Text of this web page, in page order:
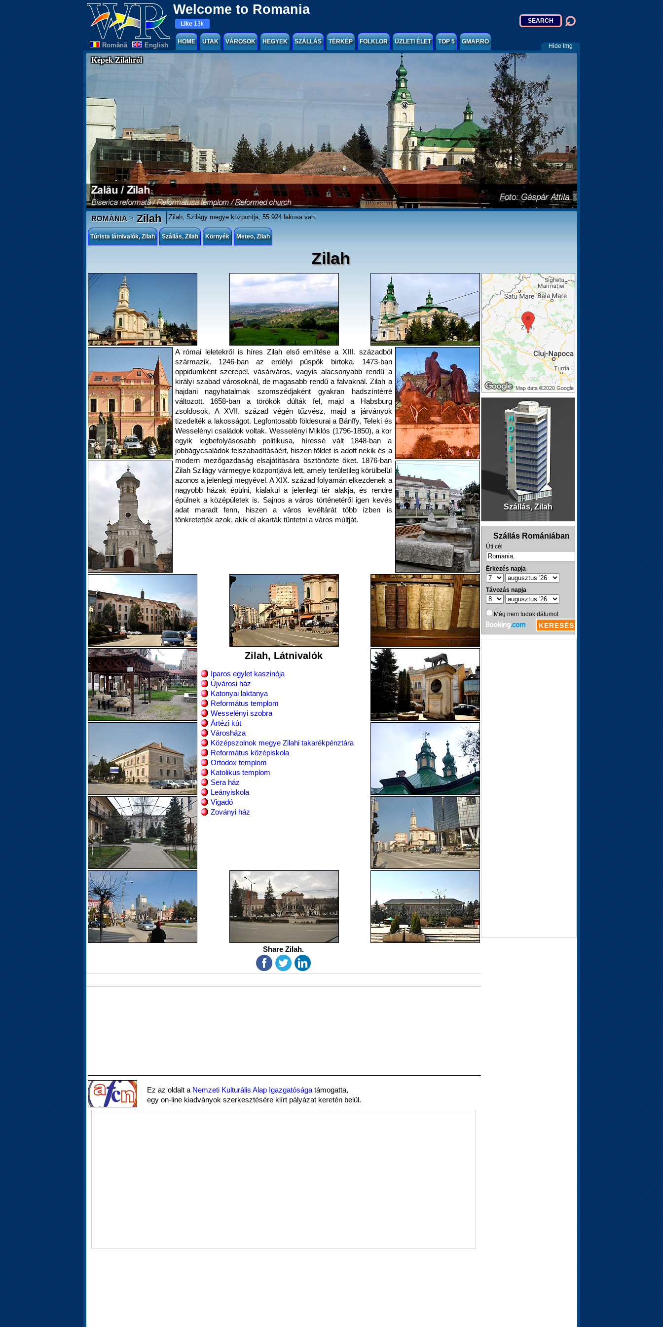
Welcome to Romania
Românã English
Like 13k
HOME UTAK VÁROSOK HEGYEK SZÁLLÁS TÉRKÉP FOLKLOR ÜZLETI ÉLET TOP 5 GMAP.RO
Hide Img
Képek Zilahról
ROMÁNIA>Zilah Zilah, Szilágy megye központja, 55.924 lakosa van.
Túrista látnivalók, Zilah Szállás, Zilah Környék Meteo, Zilah
Zilah
A római leletekről is híres Zilah első említése a XIII. századból
származik. 1246-ban az erdélyi püspök birtoka. 1473-ban
oppidumként szerepel, vásárváros, vagyis alacsonyabb rendű a
királyi szabad városoknál, de magasabb rendű a falvaknál. Zilah a
hajdani nagyhatalmak szomszédjaként gyakran hadszíntérré
változott. 1658-ban a törökök dúlták fel, majd a Habsburg
zsoldosok. A XVII. század végén tűzvész, majd a járványok
tizedelték a lakosságot. Legfontosabb földesurai a Bánffy, Teleki és
Wesselényi családok voltak. Wesselényi Miklós (1796-1850), a kor
egyik legbefolyásosabb politikusa, híressé vált 1848-ban a
jobbágycsaládok felszabadításáért, hiszen földet is adott nekik és a
modern mezőgazdaság elsajátítására ösztönözte őket. 1876-ban
Zilah Szilágy vármegye központjává lett, amely területileg körülbelül
azonos a jelenlegi megyével. A XIX. század folyamán elkezdenek a
nagyobb házak épülni, kialakul a jelenlegi tér alakja, és rendre
épülnek a középületek is. Sajnos a város történetéről igen kevés
adat maradt fenn, hiszen a város levéltárát több ízben is
tönkretették azok, akik el akarták tüntetni a város múltját.
Zilah, Látnivalók
Iparos egylet kaszinója
Újvárosi ház
Katonyai laktanya
Református templom
Wesselényi szobra
Ártézi kút
Városháza
Középszolnok megye Zilahi takarékpénztára
Református középiskola
Ortodox templom
Katolikus templom
Sera ház
Leányiskola
Vigadó
Zoványi ház
Szállás, Zilah
Share Zilah.
Ez az oldalt a Nemzeti Kulturális Alap Igazgatóságatámogatta,
egy on-line kiadványok szerkesztésére kiírt pályázat keretén belül.